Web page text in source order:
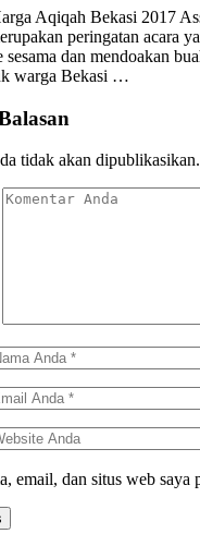
Aqiqah Bekasi 2017
peringatan acara
sesama dan mendoakan
warga Bekasi …
tidak akan dipublikasikan.
email, dan situs web